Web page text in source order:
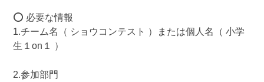
⭕️ 必要な情報
1.チーム名（ ショウコンテスト ）または個人名（ 小学
生１on１ ）
2.参加部門